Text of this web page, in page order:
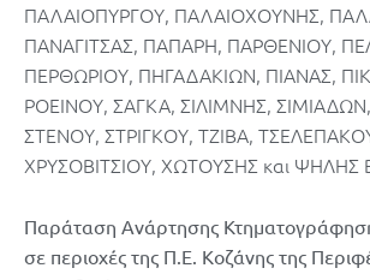
ΠΑΛΑΙΟΠΥΡΓΟΥ, ΠΑΛΑΙΟΧΟΥΝΗΣ,
ΠΑΝΑΓΙΤΣΑΣ, ΠΑΠΑΡΗ, ΠΑΡΘΕΝΙΟΥ,
ΠΕΡΘΩΡΙΟΥ, ΠΗΓΑΔΑΚΙΩΝ, ΠΙΑΝΑΣ,
ΡΟΕΙΝΟΥ, ΣΑΓΚΑ, ΣΙΛΙΜΝΗΣ,
ΣΤΕΝΟΥ, ΣΤΡΙΓΚΟΥ, ΤΖΙΒΑ,
ΧΡΥΣΟΒΙΤΣΙΟΥ, ΧΩΤΟΥΣΗΣ και ΨΗΛΗΣ
Παράταση Ανάρτησης
σε περιοχές της Π.Ε. Κοζάνης της